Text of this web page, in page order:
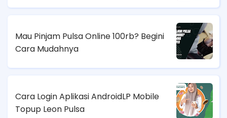
Mau Pinjam Pulsa Online 100rb? Begini
Cara Mudahnya
Cara Login Aplikasi AndroidLP Mobile
Topup Leon Pulsa